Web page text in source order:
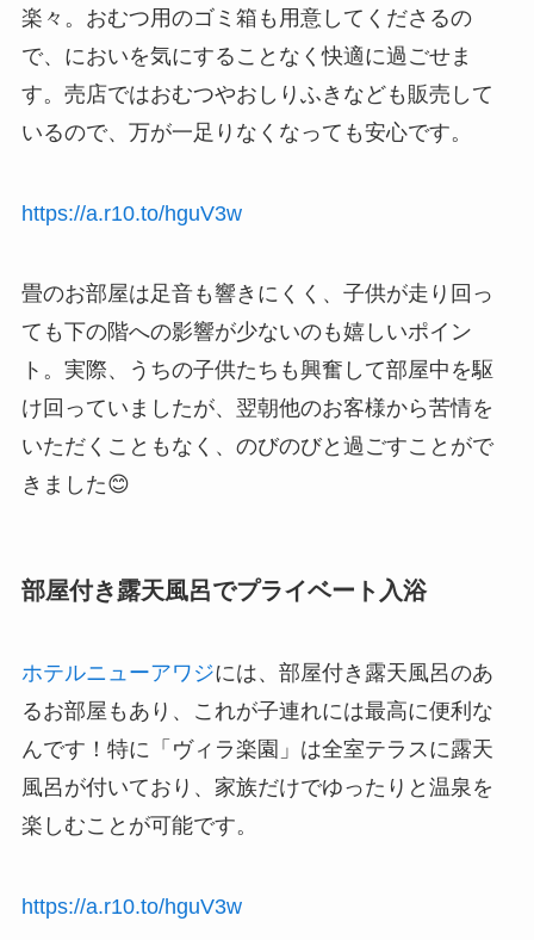
楽々。おむつ用のゴミ箱も用意してくださるの
で、においを気にすることなく快適に過ごせま
す。売店ではおむつやおしりふきなども販売して
いるので、万が一足りなくなっても安心です。
https://a.r10.to/hguV3w
畳のお部屋は足音も響きにくく、子供が走り回っ
ても下の階への影響が少ないのも嬉しいポイン
ト。実際、うちの子供たちも興奮して部屋中を駆
け回っていましたが、翌朝他のお客様から苦情を
いただくこともなく、のびのびと過ごすことがで
きました😊
部屋付き露天風呂でプライベート入浴
ホテルニューアワジには、部屋付き露天風呂のあ
るお部屋もあり、これが子連れには最高に便利な
んです！特に「ヴィラ楽園」は全室テラスに露天
風呂が付いており、家族だけでゆったりと温泉を
楽しむことが可能です。
https://a.r10.to/hguV3w